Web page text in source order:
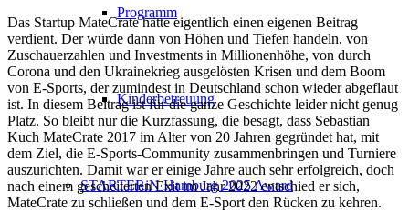
Programm
Kinderbetreuung
STARTERiN Hamburg 2025 Award
Das Startup MateCrate hätte eigentlich einen eigenen Beitrag
verdient. Der würde dann von Höhen und Tiefen handeln, von
Zuschauerzahlen und Investments in Millionenhöhe, von durch
Corona und den Ukrainekrieg ausgelösten Krisen und dem Boom
von E-Sports, der zumindest in Deutschland schon wieder abgeflaut
ist. In diesem Beitrag ist für die ganze Geschichte leider nicht genug
Platz. So bleibt nur die Kurzfassung, die besagt, dass Sebastian
Kuch MateCrate 2017 im Alter von 20 Jahren gegründet hat, mit
dem Ziel, die E-Sports-Community zusammenbringen und Turniere
auszurichten. Damit war er einige Jahre auch sehr erfolgreich, doch
nach einem gescheiterten Exit im Jahr 2022 entschied er sich,
MateCrate zu schließen und dem E-Sport den Rücken zu kehren.